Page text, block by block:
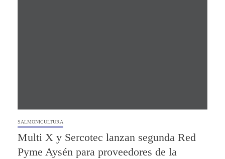
SALMONICULTURA
Multi X y Sercotec lanzan segunda Red
Pyme Aysén para proveedores de la